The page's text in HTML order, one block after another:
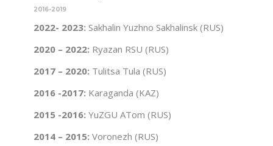
2016-2019
2022- 2023: Sakhalin Yuzhno Sakhalinsk (RUS)
2020 – 2022: Ryazan RSU (RUS)
2017 – 2020: Tulitsa Tula (RUS)
2016 -2017: Karaganda (KAZ)
2015 -2016: YuZGU ATom (RUS)
2014 – 2015: Voronezh (RUS)